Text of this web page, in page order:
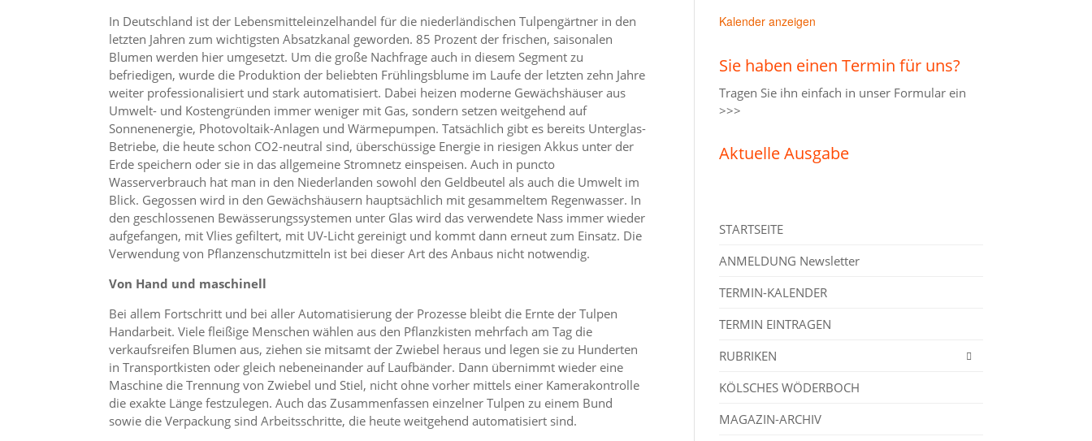
In Deutschland ist der Lebensmitteleinzelhandel für die niederländischen Tulpengärtner in den
letzten Jahren zum wichtigsten Absatzkanal geworden. 85 Prozent der frischen, saisonalen
Blumen werden hier umgesetzt. Um die große Nachfrage auch in diesem Segment zu
befriedigen, wurde die Produktion der beliebten Frühlingsblume im Laufe der letzten zehn Jahre
weiter professionalisiert und stark automatisiert. Dabei heizen moderne Gewächshäuser aus
Umwelt- und Kostengründen immer weniger mit Gas, sondern setzen weitgehend auf
Sonnenenergie, Photovoltaik-Anlagen und Wärmepumpen. Tatsächlich gibt es bereits Unterglas-
Betriebe, die heute schon CO2-neutral sind, überschüssige Energie in riesigen Akkus unter der
Erde speichern oder sie in das allgemeine Stromnetz einspeisen. Auch in puncto
Wasserverbrauch hat man in den Niederlanden sowohl den Geldbeutel als auch die Umwelt im
Blick. Gegossen wird in den Gewächshäusern hauptsächlich mit gesammeltem Regenwasser. In
den geschlossenen Bewässerungssystemen unter Glas wird das verwendete Nass immer wieder
aufgefangen, mit Vlies gefiltert, mit UV-Licht gereinigt und kommt dann erneut zum Einsatz. Die
Verwendung von Pflanzenschutzmitteln ist bei dieser Art des Anbaus nicht notwendig.
Von Hand und maschinell
Bei allem Fortschritt und bei aller Automatisierung der Prozesse bleibt die Ernte der Tulpen
Handarbeit. Viele fleißige Menschen wählen aus den Pflanzkisten mehrfach am Tag die
verkaufsreifen Blumen aus, ziehen sie mitsamt der Zwiebel heraus und legen sie zu Hunderten
in Transportkisten oder gleich nebeneinander auf Laufbänder. Dann übernimmt wieder eine
Maschine die Trennung von Zwiebel und Stiel, nicht ohne vorher mittels einer Kamerakontrolle
die exakte Länge festzulegen. Auch das Zusammenfassen einzelner Tulpen zu einem Bund
sowie die Verpackung sind Arbeitsschritte, die heute weitgehend automatisiert sind.
Kalender anzeigen
Sie haben einen Termin für uns?
Tragen Sie ihn einfach in unser Formular ein
>>>
Aktuelle Ausgabe
STARTSEITE
ANMELDUNG Newsletter
TERMIN-KALENDER
TERMIN EINTRAGEN
RUBRIKEN
KÖLSCHES WÖDERBOCH
MAGAZIN-ARCHIV